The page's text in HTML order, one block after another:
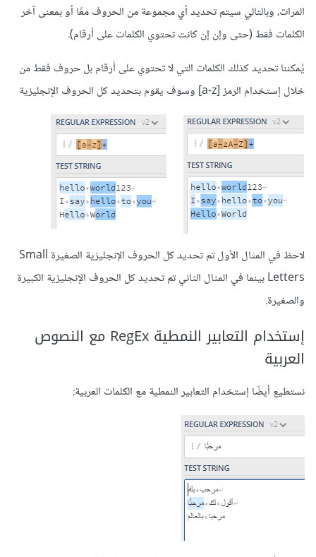
المرات، وبالتالي سيتم تحديد أي مجموعة من الحروف معًا أو بمعنى آخر
الكلمات فقط (حتى وإن إن كانت تحتوي الكلمات على أرقام).
يُمكننا تحديد كذلك الكلمات التي لا تحتوي على أرقام بل حروف فقط من
خلال إستخدام الرمز [a-z] وسوف يقوم بتحديد كل الحروف الإنجليزية
لاحظ في المثال الأول تم تحديد كل الحروف الإنجليزية الصغيرة Small
Letters بينما في المثال الثاني تم تحديد كل الحروف الإنجليزية الكبيرة
والصغيرة.
إستخدام التعابير النمطية RegEx مع النصوص
العربية
نستطيع أيضًا إستخدام التعابير النمطية مع الكلمات العربية: